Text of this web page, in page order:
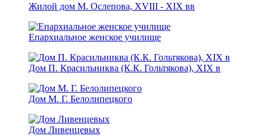
Жилой дом М. Ослепова, XVIII - ХIХ вв
Епархиальное женское училище
Дом П. Красильниква (К.К. Гольтякова), XIX в
Дом М. Г. Белолипецкого
Дом Ливенцевых